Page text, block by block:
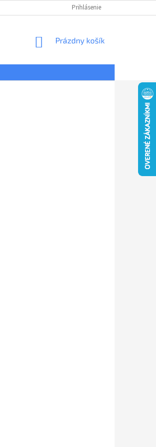
OCHRANA OSOBNÝCH ÚDAJOV REKLAMÁCIE
Prihlásenie
NÁKUPNÝ
Prázdny košík